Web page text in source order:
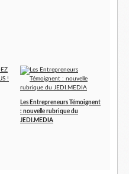
Les Entrepreneurs Témoignent
: nouvelle rubrique du
JEDI.MEDIA